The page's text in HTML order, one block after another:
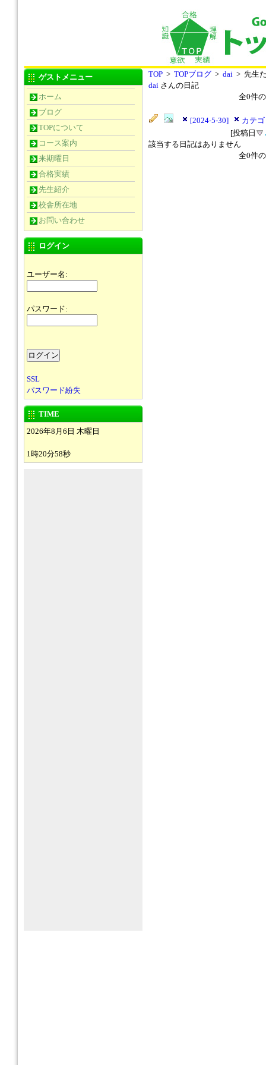
ゲストメニュー
ホーム
ブログ
TOPについて
コース案内
来期曜日
合格実績
先生紹介
校舎所在地
お問い合わせ
ログイン
ユーザー名:
パスワード:
SSL
パスワード紛失
TIME
2026年8月6日 木曜日
1時20分58秒
TOP > TOPブログ > dai > 先生
dai さんの日記
全0件
[2024-5-30]
カテ
[投稿日
該当する日記はありません
全0件